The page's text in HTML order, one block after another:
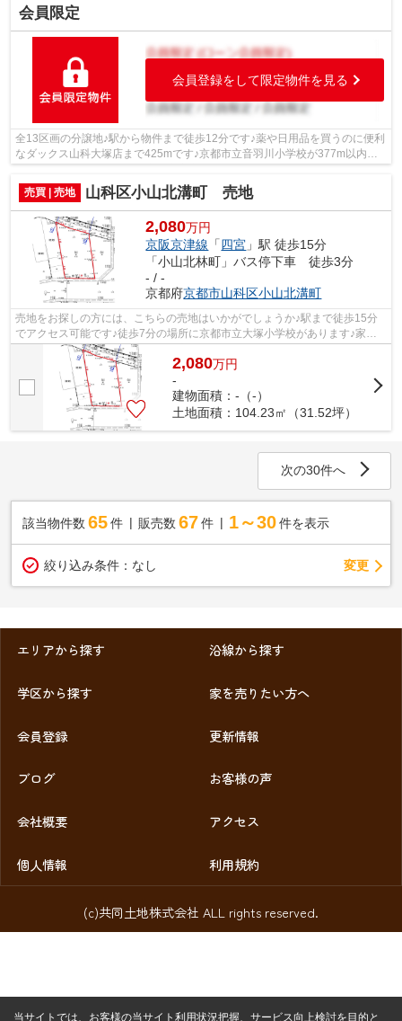
会員限定
会員登録をして限定物件を見る
全13区画の分譲地♪駅から物件まで徒歩12分です♪薬や日用品を買うのに便利
なダックス山科大塚店まで425mです♪京都市立音羽川小学校が377m以内に
売買 | 売地
山科区小山北溝町 売地
2,080万円
京阪京津線 「四宮 」駅 徒歩15分
「小山北林町」バス停下車 徒歩3分
- / -
京都府京都市山科区小山北溝町
売地をお探しの方には、こちらの売地はいかがでしょうか♪駅まで徒歩15分
でアクセス可能です♪徒歩7分の場所に京都市立大塚小学校があります♪家か
ら洛和会音羽病院まで166mです♪高額なお...
2,080万円
-
建物面積：-（-）
土地面積：104.23㎡（31.52坪）
次の30件へ
該当物件数 65件 販売数 67 件 1～30 件を表示
絞り込み条件： なし 変更
エリアから探す 沿線から探す
学区から探す 家を売りたい方へ
会員登録 更新情報
ブログ お客様の声
会社概要 アクセス
個人情報 利用規約
(c)共同土地株式会社 ALL rights reserved.
当サイトでは、お客様の当サイト利用状況把握、サービス向上検討を目的と